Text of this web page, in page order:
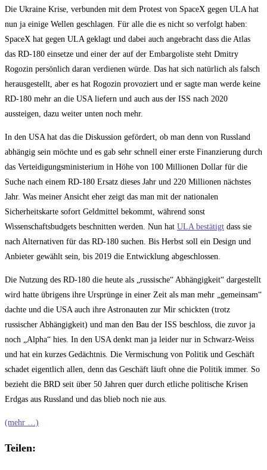
Die Ukraine Krise, verbunden mit dem Protest von SpaceX gegen ULA hat
nun ja einige Wellen geschlagen. Für alle die es nicht so verfolgt haben:
SpaceX hat gegen ULA geklagt und dabei auch angebracht dass die Atlas
das RD-180 einsetze und einer der auf der Embargoliste steht Dmitry
Rogozin persönlich daran verdienen würde. Das hat sich natürlich als falsch
herausgestellt, aber es hat Rogozin provoziert und er sagte man werde keine
RD-180 mehr an die USA liefern und auch aus der ISS nach 2020
aussteigen, dazu weiter unten noch mehr.
In den USA hat das die Diskussion gefördert, ob man denn von Russland
abhängig sein möchte und es gab sehr schnell einer erste Finanzierung durch
das Verteidigungsministerium in Höhe von 100 Millionen Dollar für die
Suche nach einem RD-180 Ersatz dieses Jahr und 220 Millionen nächstes
Jahr. Was meiner Ansicht eher zeigt das man mit der nationalen
Sicherheitskarte sofort Geldmittel bekommt, während sonst
Wissenschaftsbudgets beschnitten werden. Nun hat ULA bestätigt dass sie
nach Alternativen für das RD-180 suchen. Bis Herbst soll ein Design und
Anbieter gewählt sein, bis 2019 die Entwicklung abgeschlossen.
Die Nutzung des RD-180 die heute als „russische“ Abhängigkeit“ dargestellt
wird hatte übrigens ihre Ursprünge in einer Zeit als man mehr „gemeinsam“
dachte und die USA auch ihre Astronauten zur Mir schickten (trotz
russischer Abhängigkeit) und man den Bau der ISS beschloss, die zuvor ja
noch „Alpha“ hies. In den USA denkt man ja leider nur in Schwarz-Weiss
und hat ein kurzes Gedächtnis. Die Vermischung von Politik und Geschäft
schadet eigentlich allen, denn das Geschäft läuft ohne die Politik immer. So
bezieht die BRD seit über 50 Jahren quer durch etliche politische Krisen
Erdgas aus Russland und das blieb noch nie aus.
(mehr …)
Teilen: